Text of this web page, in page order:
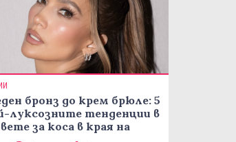
бронз до крем брюле: 5
луксозните тенденции в
за коса в края на